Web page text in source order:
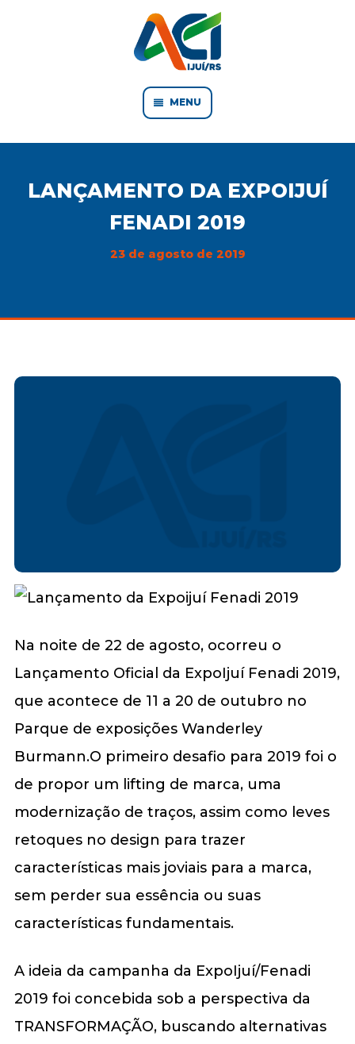
MENU
LANÇAMENTO DA EXPOIJUÍ
FENADI 2019
23 de agosto de 2019
Na noite de 22 de agosto, ocorreu o
Lançamento Oficial da ExpoIjuí Fenadi 2019,
que acontece de 11 a 20 de outubro no
Parque de exposições Wanderley
Burmann.O primeiro desafio para 2019 foi o
de propor um lifting de marca, uma
modernização de traços, assim como leves
retoques no design para trazer
características mais joviais para a marca,
sem perder sua essência ou suas
características fundamentais.
A ideia da campanha da ExpoIjuí/Fenadi
2019 foi concebida sob a perspectiva da
TRANSFORMAÇÃO, buscando alternativas